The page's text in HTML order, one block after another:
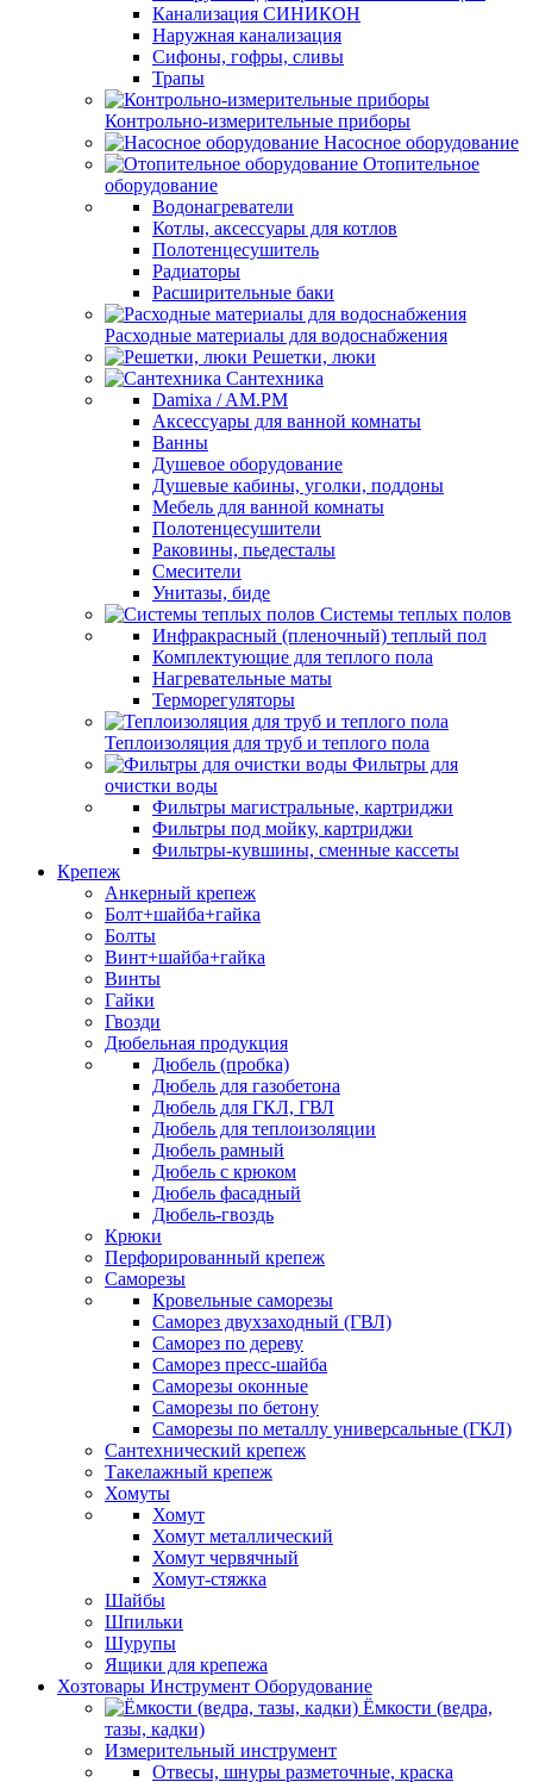
Канализация СИНИКОН
Наружная канализация
Сифоны, гофры, сливы
Трапы
Контрольно-измерительные приборы
Насосное оборудование
Отопительное
оборудование
Водонагреватели
Котлы, аксессуары для котлов
Полотенцесушитель
Радиаторы
Расширительные баки
Расходные материалы для водоснабжения
Решетки, люки
Сантехника
Damixa / AM.PM
Аксессуары для ванной комнаты
Ванны
Душевое оборудование
Душевые кабины, уголки, поддоны
Мебель для ванной комнаты
Полотенцесушители
Раковины, пьедесталы
Смесители
Унитазы, биде
Системы теплых полов
Инфракрасный (пленочный) теплый пол
Комплектующие для теплого пола
Нагревательные маты
Терморегуляторы
Теплоизоляция для труб и теплого пола
Фильтры для
очистки воды
Фильтры магистральные, картриджи
Фильтры под мойку, картриджи
Фильтры-кувшины, сменные кассеты
Крепеж
Анкерный крепеж
Болт+шайба+гайка
Болты
Винт+шайба+гайка
Винты
Гайки
Гвозди
Дюбельная продукция
Дюбель (пробка)
Дюбель для газобетона
Дюбель для ГКЛ, ГВЛ
Дюбель для теплоизоляции
Дюбель рамный
Дюбель с крюком
Дюбель фасадный
Дюбель-гвоздь
Крюки
Перфорированный крепеж
Саморезы
Кровельные саморезы
Саморез двухзаходный (ГВЛ)
Саморез по дереву
Саморез пресс-шайба
Саморезы оконные
Саморезы по бетону
Саморезы по металлу универсальные (ГКЛ)
Сантехнический крепеж
Такелажный крепеж
Хомуты
Хомут
Хомут металлический
Хомут червячный
Хомут-стяжка
Шайбы
Шпильки
Шурупы
Ящики для крепежа
Хозтовары Инструмент Оборудование
Ёмкости (ведра,
тазы, кадки)
Измерительный инструмент
Отвесы, шнуры разметочные, краска